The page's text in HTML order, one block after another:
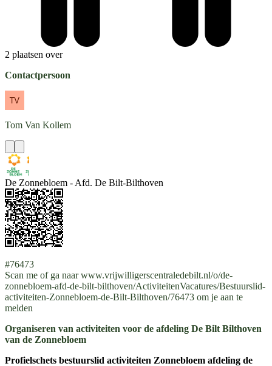
2 plaatsen over
Contactpersoon
Tom Van Kollem
De Zonnebloem - Afd. De Bilt-Bilthoven
#76473
Scan me of ga naar www.vrijwilligerscentraledebilt.nl/o/de-
zonnebloem-afd-de-bilt-bilthoven/ActiviteitenVacatures/Bestuurslid-
activiteiten-Zonnebloem-de-Bilt-Bilthoven/76473 om je aan te
melden
Organiseren van activiteiten voor de afdeling De Bilt Bilthoven
van de Zonnebloem
Profielschets bestuurslid activiteiten Zonnebloem afdeling de